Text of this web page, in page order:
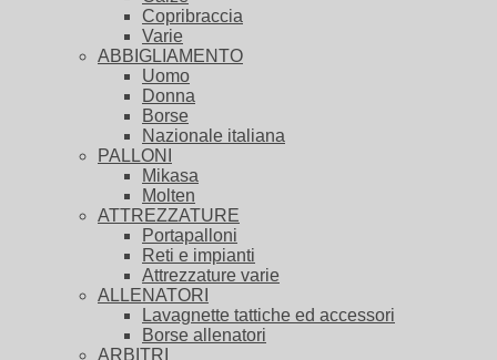
Copribraccia
Varie
ABBIGLIAMENTO
Uomo
Donna
Borse
Nazionale italiana
PALLONI
Mikasa
Molten
ATTREZZATURE
Portapalloni
Reti e impianti
Attrezzature varie
ALLENATORI
Lavagnette tattiche ed accessori
Borse allenatori
ARBITRI